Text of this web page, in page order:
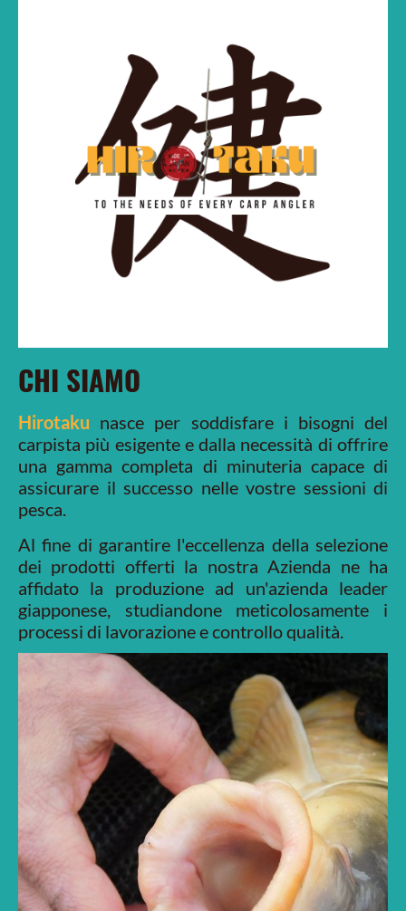
Hirotaku nasce per soddisfare i bisogni del
carpista più esigente e dalla necessità di offrire
una gamma completa di minuteria capace di
assicurare il successo nelle vostre sessioni di
pesca.
Al fine di garantire l'eccellenza della selezione
dei prodotti offerti la nostra Azienda ne ha
affidato la produzione ad un'azienda leader
giapponese, studiandone meticolosamente i
processi di lavorazione e controllo qualità.
CHI SIAMO